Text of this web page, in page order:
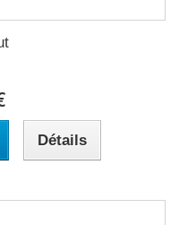
Détails